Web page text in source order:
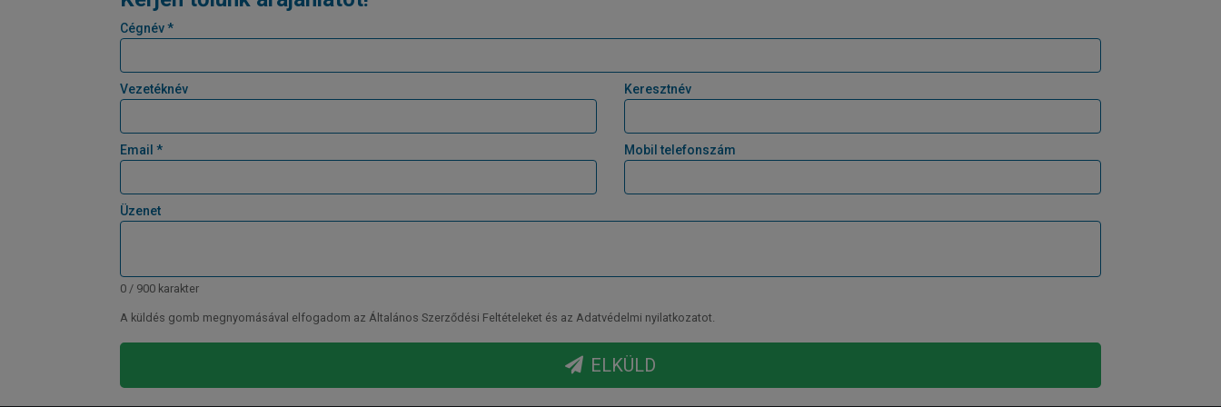
Cégnév *
Vezetéknév Keresztnév
Email * Mobil telefonszám
Üzenet
0 / 900 karakter
A küldés gomb megnyomásával elfogadom az Általános Szerződési Feltételeket és az Adatvédelmi nyilatkozatot.
ELKÜLD